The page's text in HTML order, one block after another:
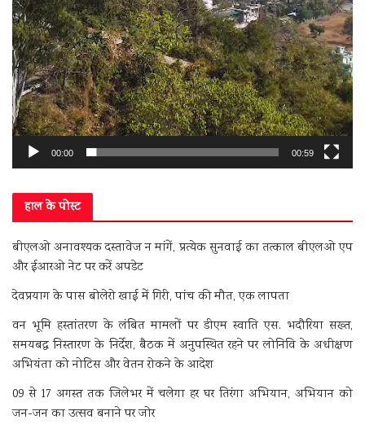
00:00 00:59
हाल के पोस्ट
बीएलओ अनावश्यक दस्तावेज न मांगें, प्रत्येक सुनवाई का तत्काल बीएलओ एप
और ईआरओ नेट पर करें अपडेट
देवप्रयाग के पास बोलेरो खाई में गिरी, पांच की मौत, एक लापता
वन भूमि हस्तांतरण के लंबित मामलों पर डीएम स्वाति एस. भदौरिया सख्त,
समयबद्ध निस्तारण के निर्देश, बैठक में अनुपस्थित रहने पर लोनिवि के अधीक्षण
अभियंता को नोटिस और वेतन रोकने के आदेश
09 से 17 अगस्त तक जिलेभर में चलेगा हर घर तिरंगा अभियान, अभियान को
जन-जन का उत्सव बनाने पर जोर